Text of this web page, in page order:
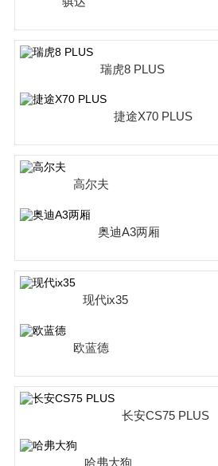
瑞虎8 PLUS
捷途X70 PLUS
高尔夫
奥迪A3两厢
现代ix35
欧蓝德
长安CS75 PLUS
哈弗大狗